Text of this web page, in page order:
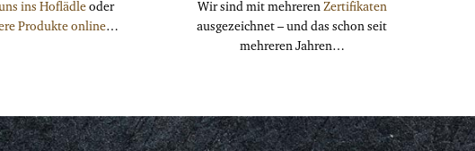
ins Hoflädle oder
Produkte online…
Wir sind mit mehreren Zertifikaten
ausgezeichnet – und das schon seit
mehreren Jahren…